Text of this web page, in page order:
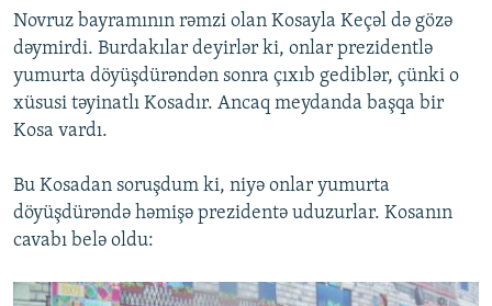
Novruz bayramının rəmzi olan Kosayla Keçəl də gözə
dəymirdi. Burdakılar deyirlər ki, onlar prezidentlə
yumurta döyüşdürəndən sonra çıxıb gediblər, çünki o
xüsusi təyinatlı Kosadır. Ancaq meydanda başqa bir
Kosa vardı.
Bu Kosadan soruşdum ki, niyə onlar yumurta
döyüşdürəndə həmişə prezidentə uduzurlar. Kosanın
cavabı belə oldu: